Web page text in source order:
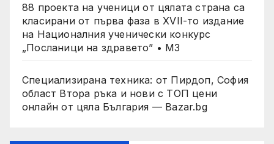
88 проекта на ученици от цялата страна са
класирани от първа фаза в XVII-то издание
на Националния ученически конкурс
„Посланици на здравето” • МЗ
Специализирана техника: от Пирдоп, София
област Втора ръка и нови с ТОП цени
онлайн от цяла България — Bazar.bg